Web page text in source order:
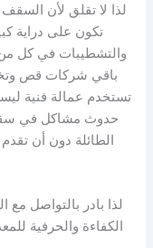
لذا لا تقلق لأن
تكون على دراية
والتشطيبات في كل
باقي شركات قص
تستخدم عمالة فنية
حدوث مشاكل في سقف
الطائلة دون أن
لذا بادر بالتواصل
الكفاءة والحرفية